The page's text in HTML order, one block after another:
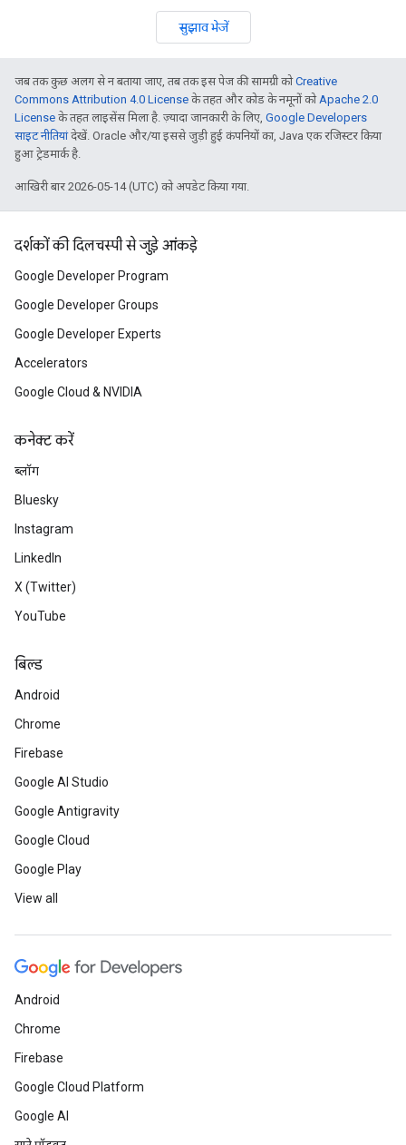
सुझाव भेजें
जब तक कुछ अलग से न बताया जाए, तब तक इस पेज की सामग्री कोCreative
Commons Attribution 4.0 License के तहत और कोड के नमूनों कोApache 2.0
License के तहत लाइसेंस मिला है. ज़्यादा जानकारी के लिए, Google Developers
साइट नीतियांदेखें. Oracle और/या इससे जुड़ी हुई कंपनियों का, Java एक रजिस्टर किया
हुआ ट्रेडमार्क है.
आखिरी बार 2026-05-14 (UTC) को अपडेट किया गया.
दर्शकों की दिलचस्पी से जुड़े आंकड़े
Google Developer Program
Google Developer Groups
Google Developer Experts
Accelerators
Google Cloud & NVIDIA
कनेक्ट करें
ब्लॉग
Bluesky
Instagram
LinkedIn
X (Twitter)
YouTube
बिल्ड
Android
Chrome
Firebase
Google AI Studio
Google Antigravity
Google Cloud
Google Play
View all
Android
Chrome
Firebase
Google Cloud Platform
Google AI